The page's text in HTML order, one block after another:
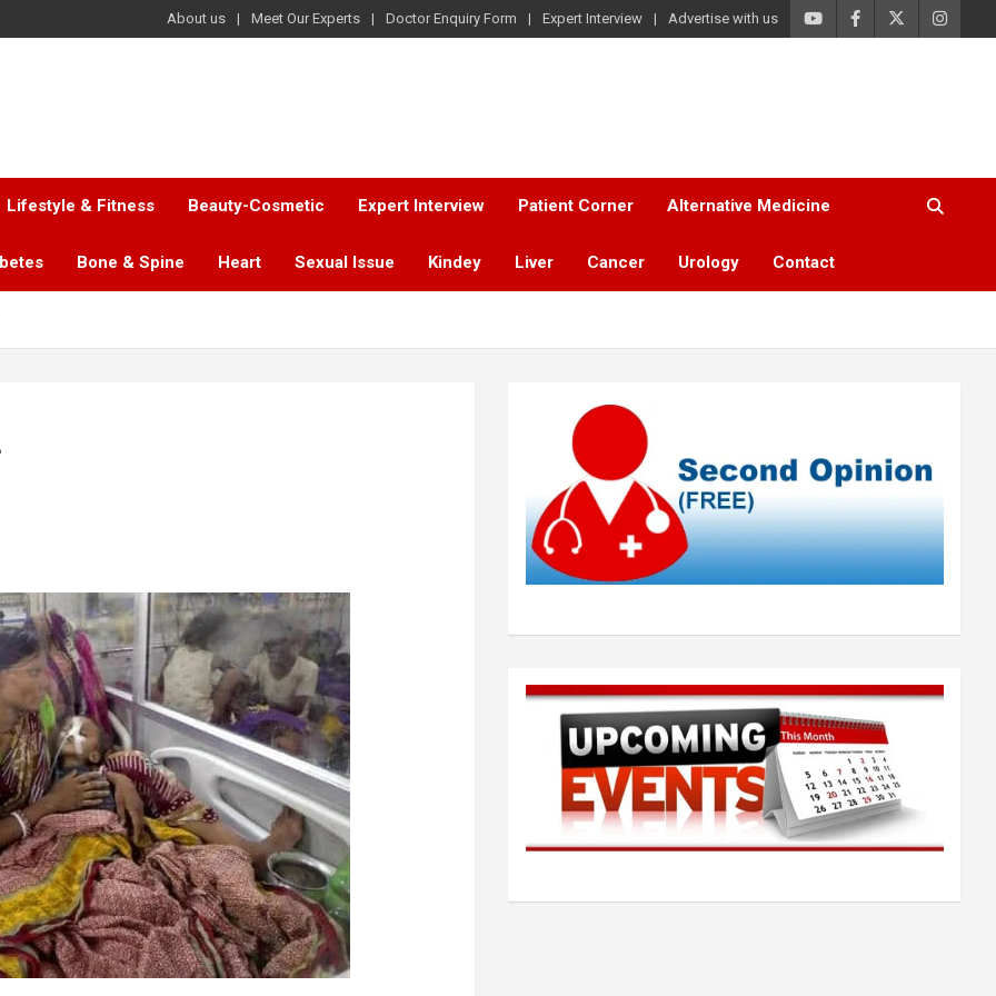
About us Meet Our Experts Doctor Enquiry Form Expert Interview Advertise with us
Lifestyle & Fitness Beauty-Cosmetic Expert Interview Patient Corner Alternative Medicine
Bone & Spine Heart Sexual Issue Kindey Liver Cancer Urology Contact